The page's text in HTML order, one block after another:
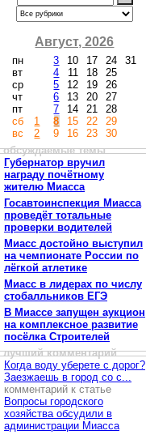
Август, 2026
пн
вт
ср
чт
пт
сб
вс
1
2
3
4
5
6
7
8
9
10
11
12
13
14
15
16
17
18
19
20
21
22
23
24
25
26
27
28
29
30
31
обсуждаемые темы
Губернатор вручил
награду почётному
жителю Миасса
Госавтоинспекция Миасса
проведёт тотальные
проверки водителей
Миасс достойно выступил
на чемпионате России по
лёгкой атлетике
Миасс в лидерах по числу
стобалльников ЕГЭ
В Миассе запущен аукцион
на комплексное развитие
посёлка Строителей
лучший комментарий
Когда воду уберете с дорог?
Заезжаешь в город со с...
комментарий к статье
Вопросы городского
хозяйства обсудили в
администрации Миасса